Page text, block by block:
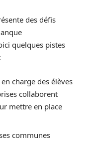
des défis
quelques pistes
charge des élèves
collaborent
mettre en place
communes